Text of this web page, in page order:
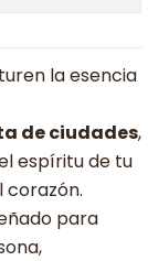
la esencia
de ciudades,
espíritu de tu
corazón.
para